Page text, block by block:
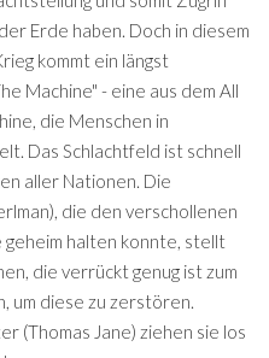
Erde haben. Doch in diesem
kommt ein längst
Machine" - eine aus dem All
die Menschen in
Das Schlachtfeld ist schnell
aller Nationen. Die
die den verschollenen
halten konnte, stellt
die verrückt genug ist zum
um diese zu zerstören.
(Thomas Jane) ziehen sie los